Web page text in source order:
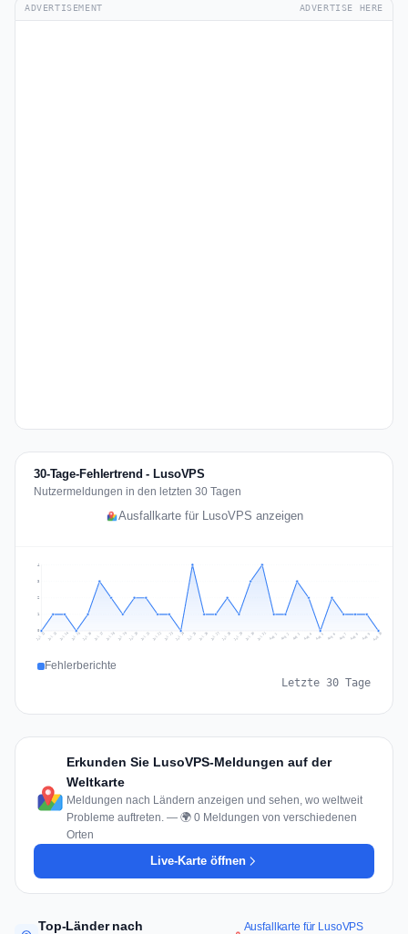
ADVERTISEMENT ADVERTISE HERE
30-Tage-Fehlertrend - LusoVPS
Nutzermeldungen in den letzten 30 Tagen
Ausfallkarte für LusoVPS anzeigen
1
2
3
4
Jul 12 Jul 13 Jul 14 Jul 15 Jul 16 Jul 17 Jul 18 Jul 19 Jul 20 Jul 21 Jul 22 Jul 23 Jul 24 Jul 25 Jul 26 Jul 27 Jul 28 Jul 29 Jul 30 Jul 31 Aug 1 Aug 2 Aug 3 Aug 4 Aug 5 Aug 6 Aug 7 Aug 8 Aug 9 Aug 10
Fehlerberichte
Letzte 30 Tage
Erkunden Sie LusoVPS-Meldungen auf der
Weltkarte
Meldungen nach Ländern anzeigen und sehen, wo weltweit
Probleme auftreten. — 🌍 0 Meldungen von verschiedenen
Orten
Live-Karte öffnen
Top-Länder nach Ausfallkarte für LusoVPS